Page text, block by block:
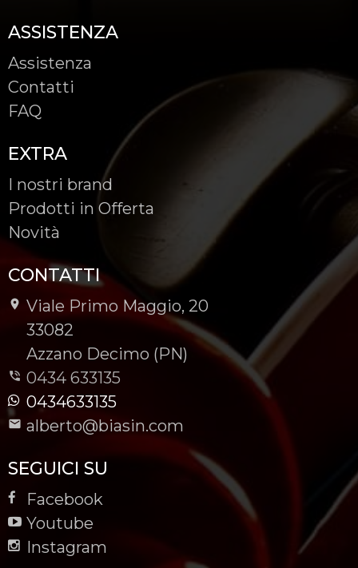
ASSISTENZA
Assistenza
Contatti
FAQ
EXTRA
I nostri brand
Prodotti in Offerta
Novità
CONTATTI
Viale Primo Maggio, 20
-
33082
-
Azzano Decimo (PN)
0434 633135
0434633135
alberto@biasin.com
SEGUICI SU
Facebook
Youtube
Instagram